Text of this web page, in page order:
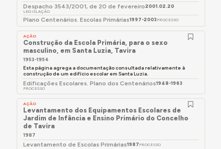
Despacho 3543/2001, de 20 de fevereiro2001.02.20
LEGISLAÇÃO
Plano Centenários. Escolas Primárias1997-2003 PROCESSO
AÇÃO
Construção da Escola Primária, para o sexo
masculino, em Santa Luzia, Tavira
1953-1954
Esta página agrega a documentação consultada relativamente à
construção de um edifício escolar em Santa Luzia.
Edificações Escolares. Plano dos Centenários1948-1963
PROCESSO
AÇÃO
Levantamento dos Equipamentos Escolares de
Jardim de Infância e Ensino Primário do Concelho
de Tavira
1987
Levantamento de Escolas Primárias1987 PROCESSO